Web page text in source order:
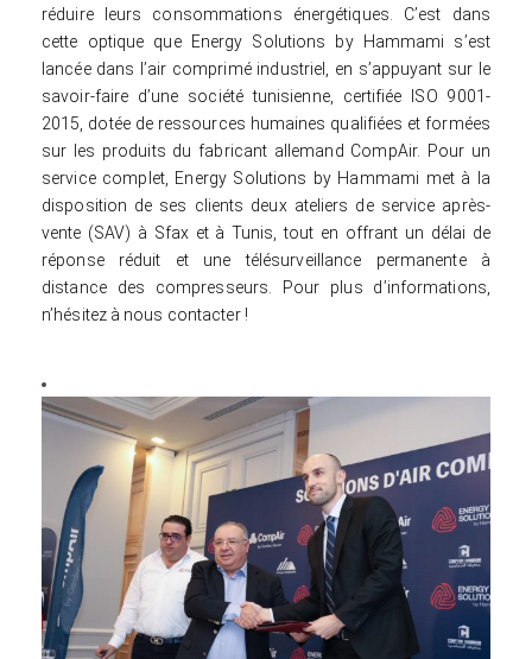
réduire leurs consommations énergétiques. C’est dans
cette optique que Energy Solutions by Hammami s’est
lancée dans l’air comprimé industriel, en s’appuyant sur le
savoir-faire d’une société tunisienne, certifiée ISO 9001-
2015, dotée de ressources humaines qualifiées et formées
sur les produits du fabricant allemand CompAir. Pour un
service complet, Energy Solutions by Hammami met à la
disposition de ses clients deux ateliers de service après-
vente (SAV) à Sfax et à Tunis, tout en offrant un délai de
réponse réduit et une télésurveillance permanente à
distance des compresseurs. Pour plus d’informations,
n’hésitez à nous contacter !